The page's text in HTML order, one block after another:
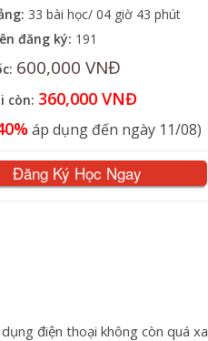
33 bài học/ 04 giờ 43 phút
đăng ký: 191
600,000 VNĐ
còn: 360,000 VNĐ
áp dụng đến ngày 11/08)
Đăng Ký Học Ngay
điện thoại không còn quá xa